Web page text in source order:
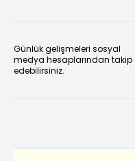
Günlük gelişmeleri sosyal
medya hesaplarından takip
edebilirsiniz.